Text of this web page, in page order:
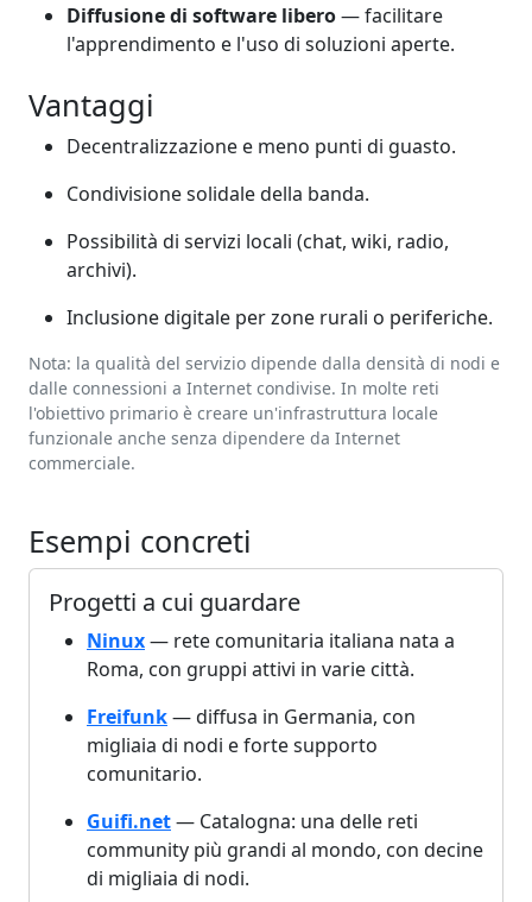
Diffusione di software libero— facilitare
l'apprendimento e l'uso di soluzioni aperte.
Vantaggi
Decentralizzazione e meno punti di guasto.
Condivisione solidale della banda.
Possibilità di servizi locali (chat, wiki, radio,
archivi).
Inclusione digitale per zone rurali o periferiche.
Nota: la qualità del servizio dipende dalla densità di nodi e
dalle connessioni a Internet condivise. In molte reti
l'obiettivo primario è creare un'infrastruttura locale
funzionale anche senza dipendere da Internet
commerciale.
Esempi concreti
Progetti a cui guardare
Ninux— rete comunitaria italiana nata a
Roma, con gruppi attivi in varie città.
Freifunk— diffusa in Germania, con
migliaia di nodi e forte supporto
comunitario.
Guifi.net— Catalogna: una delle reti
community più grandi al mondo, con decine
di migliaia di nodi.